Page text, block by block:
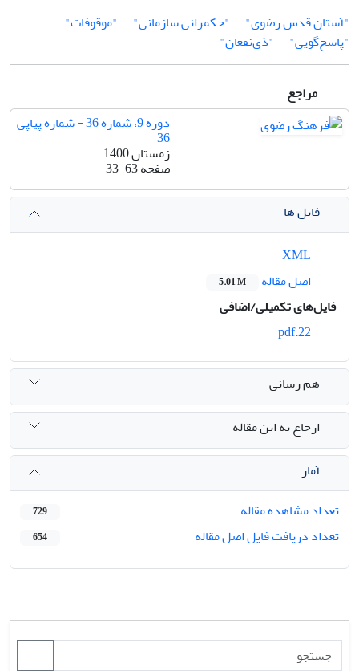
"آستان قدس رضوی"
"حکمرانی سازمانی"
"موقوفات"
"پاسخ‌گویی"
"ذی‌نفعان"
مراجع
دوره 9، شماره 36 - شماره پیاپی
36
زمستان 1400
صفحه33-63
فایل ها
اصل مقاله
5.01 M
فایل‌های تکمیلی/اضافی
هم رسانی
ارجاع به این مقاله
آمار
تعداد مشاهده مقاله
729
تعداد دریافت فایل اصل مقاله 654